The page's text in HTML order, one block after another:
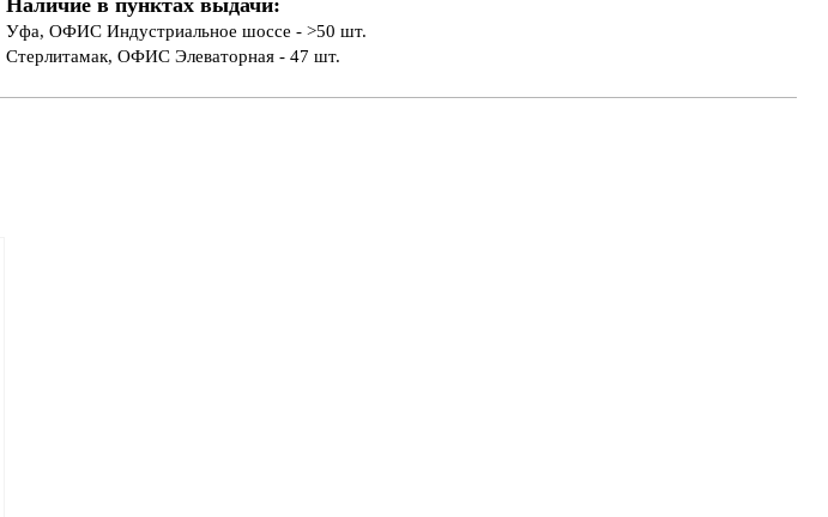
Наличие в пунктах выдачи:
Уфа, ОФИС Индустриальное шоссе - >50 шт.
Стерлитамак, ОФИС Элеваторная - 47 шт.